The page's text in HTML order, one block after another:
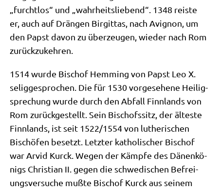
„furcht­los“ und „wahr­heits­lie­bend“. 1348 rei­ste
er, auch auf Drän­gen Bir­git­tas, nach Avi­gnon, um
den Papst davon zu über­zeu­gen, wie­der nach Rom
zurückzukehren.
1514 wur­de Bischof Hem­ming von Papst Leo X.
selig­ge­spro­chen. Die für 1530 vor­ge­se­he­ne Hei­lig­
spre­chung wur­de durch den Abfall Finn­lands von
Rom zurück­ge­stellt. Sein Bischofs­sitz, der älte­ste
Finn­lands, ist seit 1522/​1554 von luthe­ri­schen
Bischö­fen besetzt. Letz­ter katho­li­scher Bischof
war Arvid Kurck. Wegen der Kämp­fe des Dänen­kö­
nigs Chri­sti­an II. gegen die schwe­di­schen Befrei­
ungs­ver­su­che muß­te Bischof Kurck aus sei­nem